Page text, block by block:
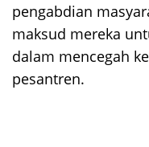
pengabdian
maksud mereka
dalam mencegah
pesantren.